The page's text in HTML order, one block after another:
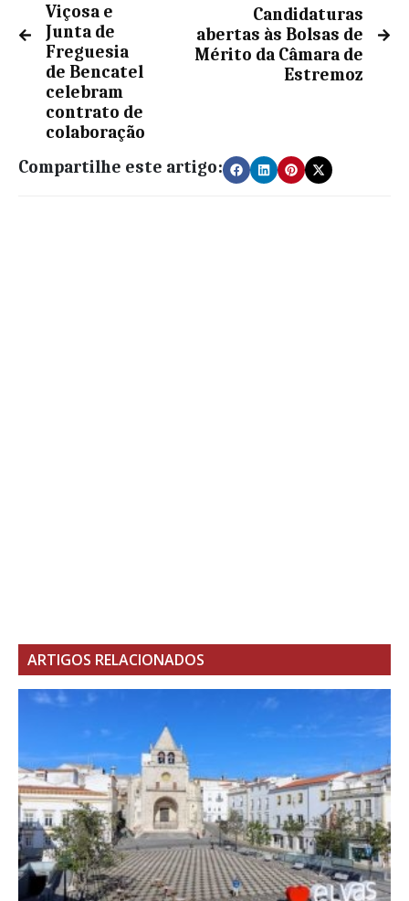
Viçosa e
Junta de
Freguesia
de Bencatel
celebram
contrato de
colaboração
Candidaturas
abertas às Bolsas de
Mérito da Câmara de
Estremoz
Compartilhe este artigo:
ARTIGOS RELACIONADOS